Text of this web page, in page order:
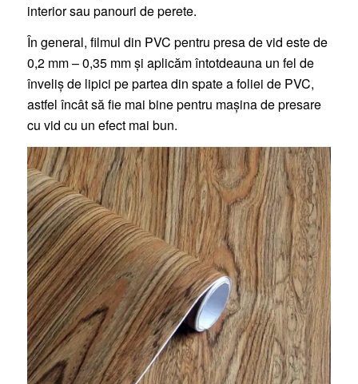
interior sau panouri de perete.
În general, filmul din PVC pentru presa de vid este de
0,2 mm – 0,35 mm și aplicăm întotdeauna un fel de
înveliș de lipici pe partea din spate a foliei de PVC,
astfel încât să fie mai bine pentru mașina de presare
cu vid cu un efect mai bun.